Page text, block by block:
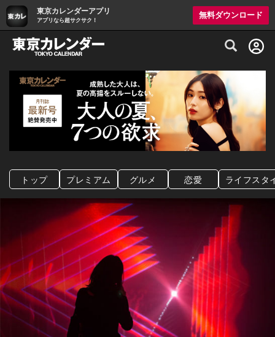
東京カレンダーアプリ
アプリなら超サクサク！
無料ダウンロード
グルメ情報・プレミアムレストラン予約
トップ プレミアム グルメ 恋愛 ライフスタ